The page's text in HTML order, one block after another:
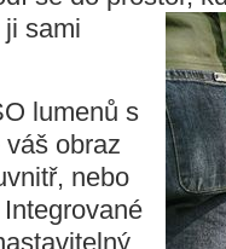
ji sami
lumenů s
obraz
nebo